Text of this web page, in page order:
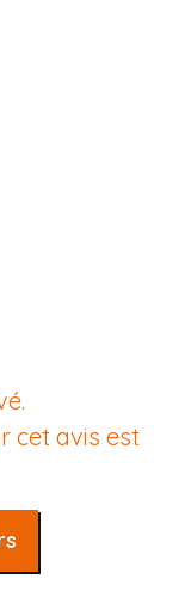
cet avis est